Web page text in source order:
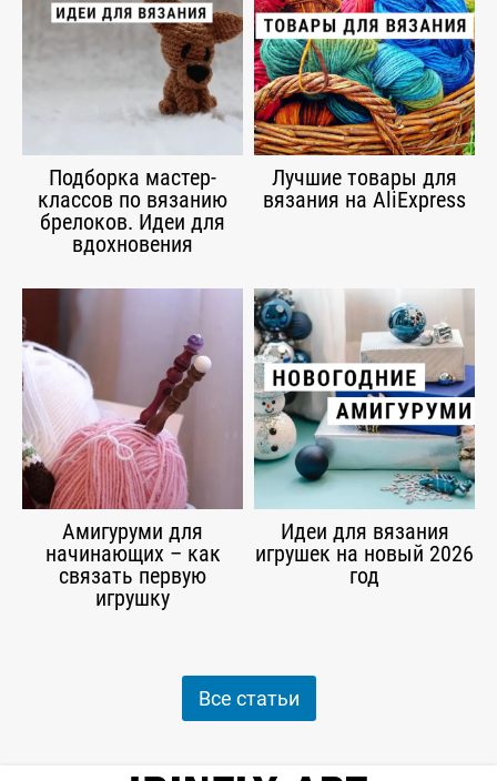
Подборка мастер-
классов по вязанию
брелоков. Идеи для
вдохновения
Лучшие товары для
вязания на AliExpress
Амигуруми для
начинающих – как
связать первую
игрушку
Идеи для вязания
игрушек на новый 2026
год
Все статьи